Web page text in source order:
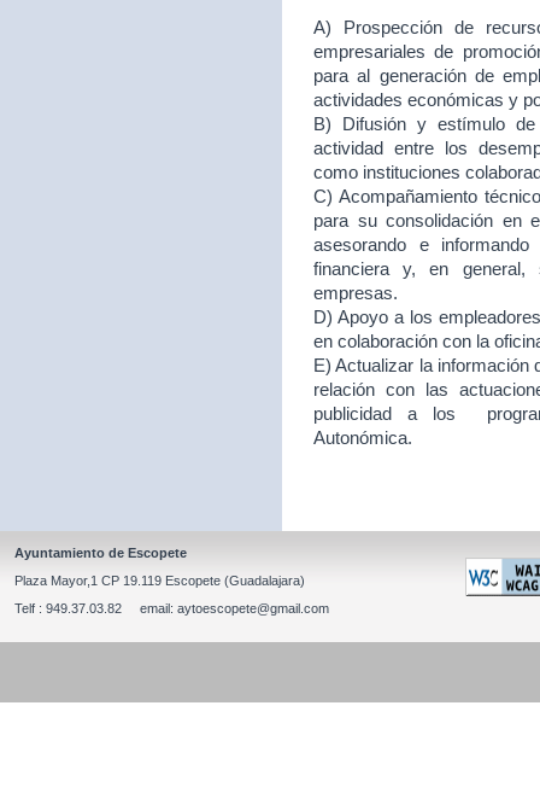
A) Prospección de
empresariales de
para al generación de
actividades económicas y
B) Difusión y estímulo de
actividad entre los
como instituciones
C) Acompañamiento
para su consolidación en
asesorando e
financiera y, en
empresas.
D) Apoyo a los
en colaboración con la
E) Actualizar la información
relación con las
publicidad a los
Autonómica.
Ayuntamiento de Escopete
Plaza Mayor,1 CP 19.119 Escopete (Guadalajara)
Telf : 949.37.03.82 email: aytoescopete@gmail.com